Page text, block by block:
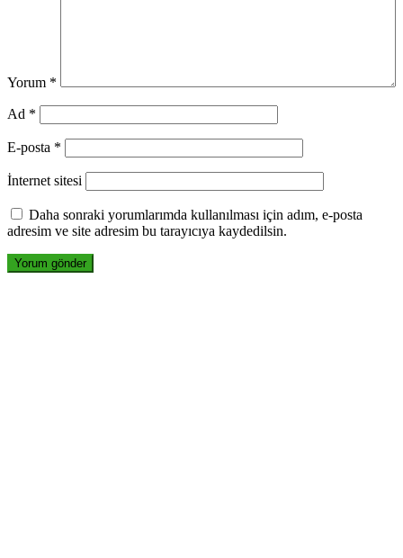
Yorum *
Ad *
E-posta *
İnternet sitesi
Daha sonraki yorumlarımda kullanılması için adım, e-posta
adresim ve site adresim bu tarayıcıya kaydedilsin.